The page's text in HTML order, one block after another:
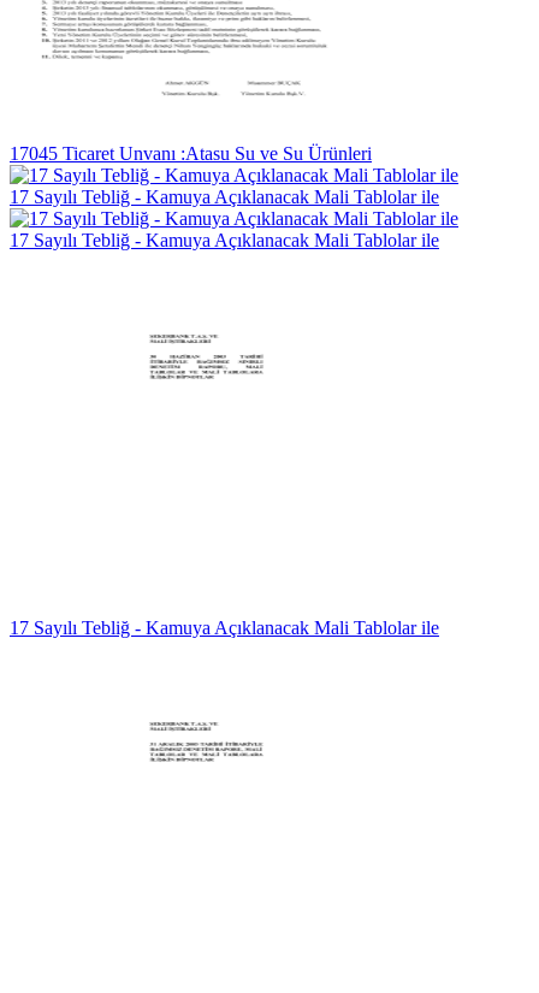
17045 Ticaret Unvanı :Atasu Su ve Su Ürünleri
17 Sayılı Tebliğ - Kamuya Açıklanacak Mali Tablolar ile
17 Sayılı Tebliğ - Kamuya Açıklanacak Mali Tablolar ile
17 Sayılı Tebliğ - Kamuya Açıklanacak Mali Tablolar ile